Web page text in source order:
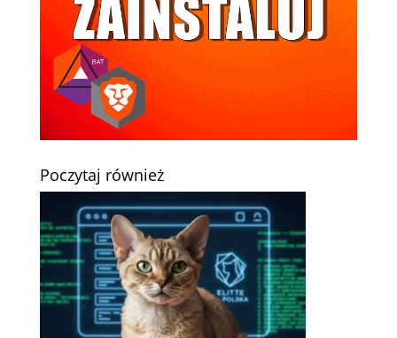
Poczytaj również